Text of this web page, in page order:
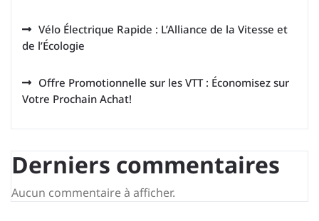
Vélo Électrique Rapide : L’Alliance de la Vitesse et
de l’Écologie
Offre Promotionnelle sur les VTT : Économisez sur
Votre Prochain Achat!
Derniers commentaires
Aucun commentaire à afficher.